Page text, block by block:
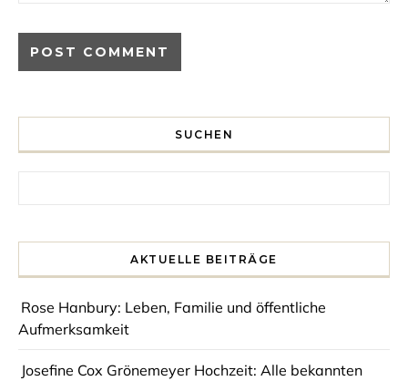
SUCHEN
AKTUELLE BEITRÄGE
Rose Hanbury: Leben, Familie und öffentliche
Aufmerksamkeit
Josefine Cox Grönemeyer Hochzeit: Alle bekannten